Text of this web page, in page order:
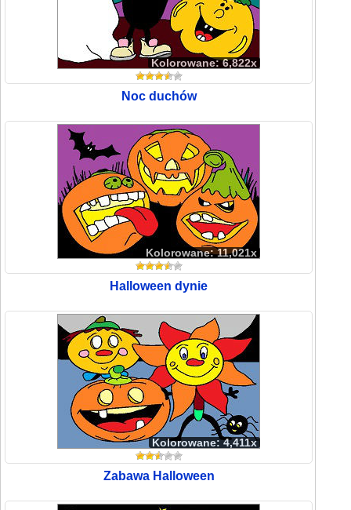
Kolorowane: 6,822x
Noc duchów
Kolorowane: 11,021x
Halloween dynie
Kolorowane: 4,411x
Zabawa Halloween